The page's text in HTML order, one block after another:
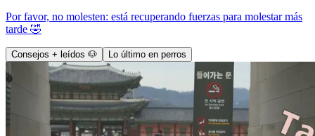
Por favor, no molesten: está recuperando fuerzas para molestar más
tarde 🤣
Consejos + leídos 🐶 Lo último en perros